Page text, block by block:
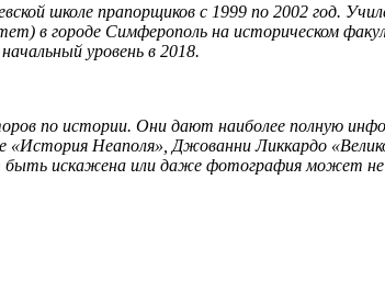
школе прапорщиков с 1999 по 2002 год.
в городе Симферополь на историческом
уровень в 2018.
по истории. Они дают наиболее полную
«История Неаполя», Джованни Ликкардо
искажена или даже фотография может не